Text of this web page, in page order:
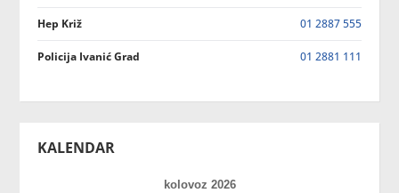
Hep Križ 01 2887 555
Policija Ivanić Grad 01 2881 111
KALENDAR
kolovoz 2026